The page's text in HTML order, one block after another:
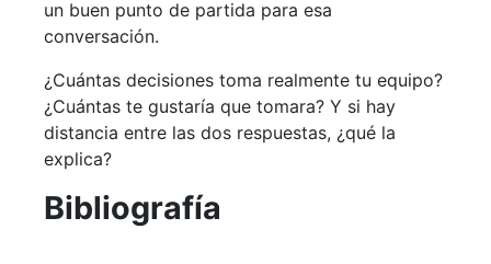
un buen punto de partida para esa
conversación.
¿Cuántas decisiones toma realmente tu equipo?
¿Cuántas te gustaría que tomara? Y si hay
distancia entre las dos respuestas, ¿qué la
explica?
Bibliografía